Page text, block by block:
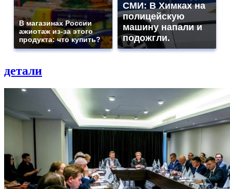
В магазинах России
ажиотаж из-за этого
продукта: что купить?
СМИ: В Химках на
полицейскую
машину напали и
подожгли.
детали